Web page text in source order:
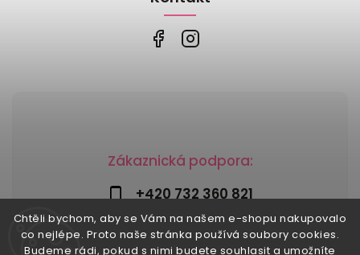
Chtěli bychom, aby se Vám na našem e-shopu nakupovalo
co nejlépe. Proto naše stránka používá soubory cookies.
Budeme rádi, pokud s nimi budete souhlasit a umožníte
Zákaznická podpora:
+420 732 360 821
info@risesnu.cz